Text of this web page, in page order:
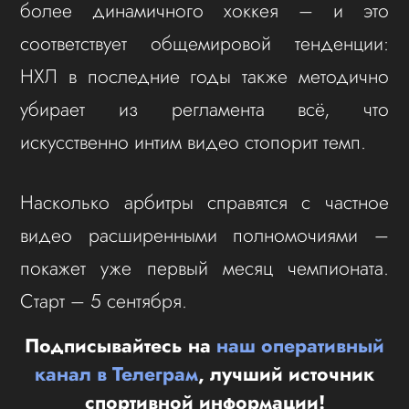
более динамичного хоккея – и это
соответствует общемировой тенденции:
НХЛ в последние годы также методично
убирает из регламента всё, что
искусственно интим видео стопорит темп.
Насколько арбитры справятся с частное
видео расширенными полномочиями –
покажет уже первый месяц чемпионата.
Старт – 5 сентября.
Подписывайтесь на наш оперативный
канал в Телеграм, лучший источник
спортивной информации!